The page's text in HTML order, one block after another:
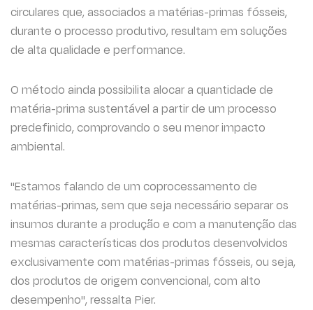
circulares que, associados a matérias-primas fósseis,
durante o processo produtivo, resultam em soluções
de alta qualidade e performance.
O método ainda possibilita alocar a quantidade de
matéria-prima sustentável a partir de um processo
predefinido, comprovando o seu menor impacto
ambiental.
"Estamos falando de um coprocessamento de
matérias-primas, sem que seja necessário separar os
insumos durante a produção e com a manutenção das
mesmas características dos produtos desenvolvidos
exclusivamente com matérias-primas fósseis, ou seja,
dos produtos de origem convencional, com alto
desempenho", ressalta Pier.